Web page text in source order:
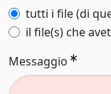
tutti i file (di
il file(s) che
Messaggio